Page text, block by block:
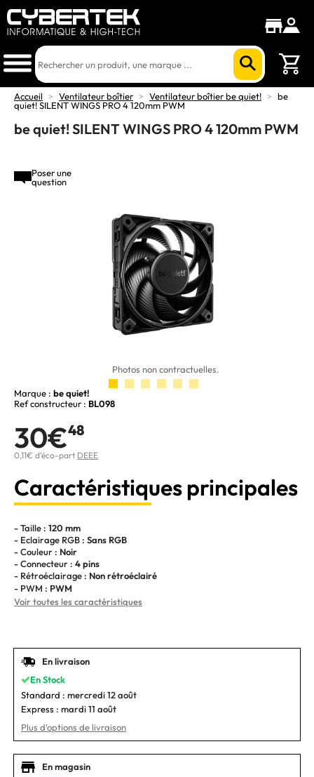
Accueil > Ventilateur boîtier > Ventilateur boîtier be quiet! > be
quiet! SILENT WINGS PRO 4 120mm PWM
be quiet! SILENT WINGS PRO 4 120mm PWM
Poser une
question
Photos non contractuelles.
Marque : be quiet!
Ref constructeur : BL098
30€48
0,11€ d'éco-part DEEE
Caractéristiques principales
- Taille : 120 mm
- Eclairage RGB : Sans RGB
- Couleur : Noir
- Connecteur : 4 pins
- Rétroéclairage : Non rétroéclairé
- PWM : PWM
Voir toutes les caractéristiques
En livraison
En Stock
Standard : mercredi 12 août
Express : mardi 11 août
Plus d'options de livraison
En magasin